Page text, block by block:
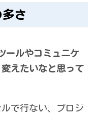
さ
ルやコミュニケ
えたいなと思って
で行ない、プロジ